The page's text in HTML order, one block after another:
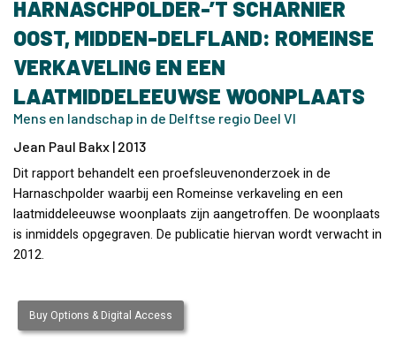
HARNASCHPOLDER-’T SCHARNIER
OOST, MIDDEN-DELFLAND: ROMEINSE
VERKAVELING EN EEN
LAATMIDDELEEUWSE WOONPLAATS
Mens en landschap in de Delftse regio Deel VI
Jean Paul Bakx | 2013
Dit rapport behandelt een proefsleuvenonderzoek in de
Harnaschpolder waarbij een Romeinse verkaveling en een
laatmiddeleeuwse woonplaats zijn aangetroffen. De woonplaats
is inmiddels opgegraven. De publicatie hiervan wordt verwacht in
2012.
Buy Options & Digital Access